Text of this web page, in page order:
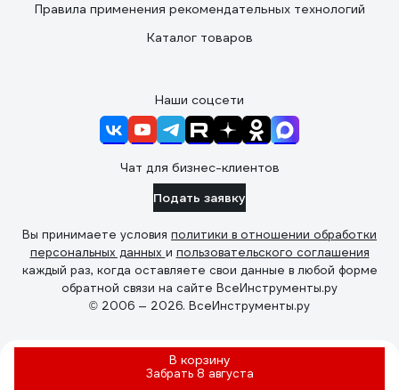
В корзину
Забрать 8 августа
Правила применения рекомендательных технологий
Каталог товаров
Наши соцсети
Чат для бизнес-клиентов
Подать заявку
Вы принимаете условия политики в отношении обработки
персональных данных и пользовательского соглашения
каждый раз, когда оставляете свои данные в любой форме
обратной связи на сайте ВсеИнструменты.ру
© 2006 — 2026. ВсеИнструменты.ру